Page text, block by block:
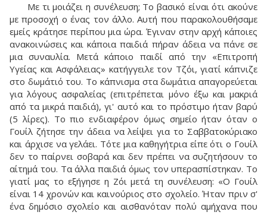
Με τι μοιάζει η συνέλευση; Το βασικό είναι ότι ακούνε
με προσοχή ο ένας τον άλλο. Αυτή που παρακολουθήσαμε
εμείς κράτησε περίπου μια ώρα. Έγιναν στην αρχή κάποιες
ανακοινώσεις και κάποια παιδιά πήραν άδεια να πάνε σε
μια συναυλία. Μετά κάποιο παιδί από την «Επιτροπή
Υγείας και Ασφάλειας» κατήγγειλε τον Τζόι, γιατί κάπνιζε
στο δωμάτιό του. Το κάπνισμα στα δωμάτια απαγορεύεται
για λόγους ασφαλείας (επιτρέπεται μόνο έξω και μακριά
από τα μικρά παιδιά), γι' αυτό και το πρόστιμο ήταν βαρύ
(5 λίρες). Το πιο ενδιαφέρον όμως σημείο ήταν όταν ο
Γουίλ ζήτησε την άδεια να λείψει για το Σαββατοκύριακο
και άρχισε να γελάει. Τότε μια καθηγήτρια είπε ότι ο Γουίλ
δεν το παίρνει σοβαρά και δεν πρέπει να συζητήσουν το
αίτημά του. Τα άλλα παιδιά όμως τον υπερασπίστηκαν. Το
γιατί μας το εξήγησε η Ζόι μετά τη συνέλευση: «Ο Γουίλ
είναι 14 χρονών και καινούριος στο σχολείο. Ήταν πριν σ'
ένα δημόσιο σχολείο και αισθανόταν πολύ αμήχανα που